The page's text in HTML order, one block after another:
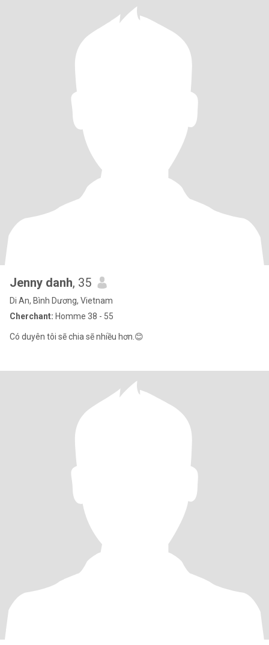
Jenny danh, 35
Di An, Bình Dương, Vietnam
Cherchant: Homme 38 - 55
Có duyên tôi sẽ chia sẽ nhiều hơn.😊